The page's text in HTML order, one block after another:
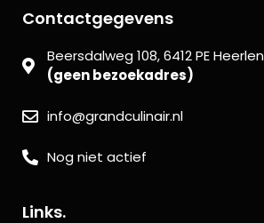
Contactgegevens
Beersdalweg 108, 6412 PE Heerlen
(geen bezoekadres)
info@grandculinair.nl
Nog niet actief
Links.